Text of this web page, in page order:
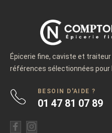
Épicerie fine, caviste et traiteur
références sélectionnées pour
BESOIN D'AIDE ?
01 47 81 07 89